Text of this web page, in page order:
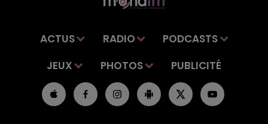
ACTUS RADIO
PODCASTS
JEUX
PHOTOS PUBLICITÉ